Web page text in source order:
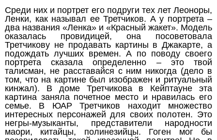
Среди них и портрет его подруги тех лет Леоноры,
Ленки, как называл ее Третчиков. А у портрета –
два названия «Ленка» и «Красный жакет». Модель
оказалась провидицей, она посоветовала
Третчикову не продавать картины в Джакарте, а
подождать лучших времен. А по поводу своего
портрета сказала определенно – это твой
талисман, не расставайся с ним никогда (дело в
том, что на картине был изображен и ритуальный
кинжал). В доме Третчикова в Кейптауне эта
картина заняла почетное место и нравилась его
семье. В ЮАР Третчиков находит множество
интересных персонажей для своих полотен. Это
негры-музыканты, представители народности
маори, китайцы, полинезийцы. Гоген мог бы